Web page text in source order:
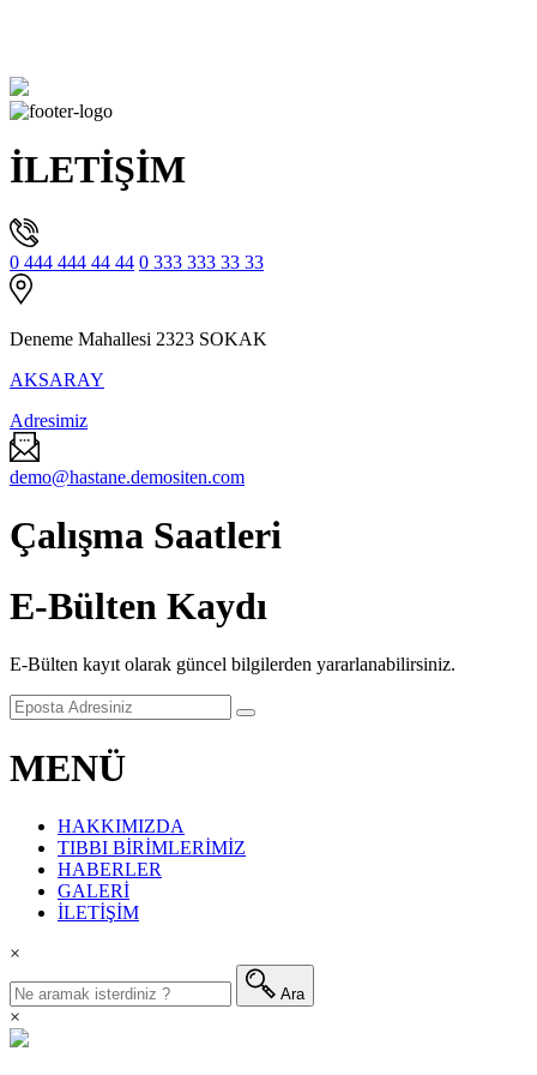
İLETİŞİM
0 444 444 44 44 0 333 333 33 33
Deneme Mahallesi 2323 SOKAK
AKSARAY
Adresimiz
demo@hastane.demositen.com
Çalışma Saatleri
E-Bülten Kaydı
E-Bülten kayıt olarak güncel bilgilerden yararlanabilirsiniz.
MENÜ
HAKKIMIZDA
TIBBI BİRİMLERİMİZ
HABERLER
GALERİ
İLETİŞİM
×
Ara
×